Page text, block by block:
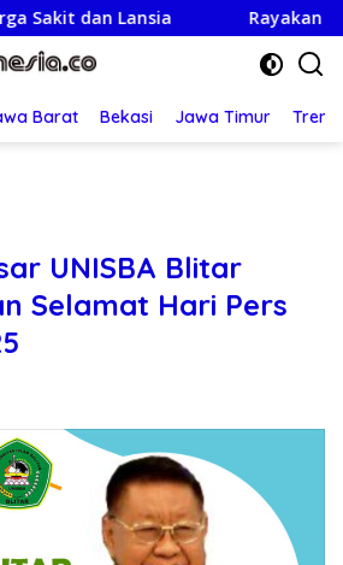
Lansia Rayakan HUT ke-
Barat Bekasi Jawa Timur
UNISBA Blitar
Selamat Hari Pers